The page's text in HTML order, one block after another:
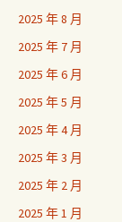
2025 年 8 月
2025 年 7 月
2025 年 6 月
2025 年 5 月
2025 年 4 月
2025 年 3 月
2025 年 2 月
2025 年 1 月